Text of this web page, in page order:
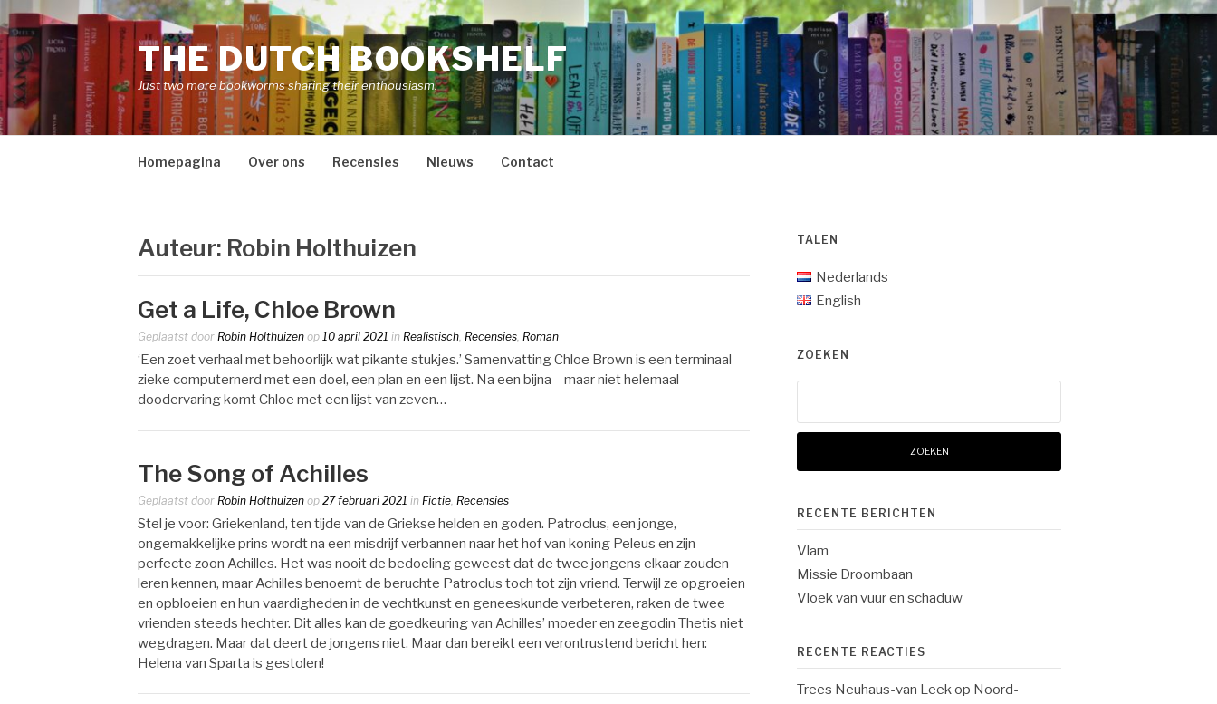
Naar
de
inhoud
springen
THE DUTCH BOOKSHELF
Just two more bookworms sharing their enthousiasm.
Homepagina Over ons Recensies Nieuws Contact
Auteur: Robin Holthuizen
Get a Life, Chloe Brown
Geplaatst door Robin Holthuizen op 10 april 2021 in Realistisch, Recensies, Roman
‘Een zoet verhaal met behoorlijk wat pikante stukjes.’ Samenvatting Chloe Brown is een terminaal
zieke computernerd met een doel, een plan en een lijst. Na een bijna – maar niet helemaal –
doodervaring komt Chloe met een lijst van zeven…
The Song of Achilles
Geplaatst door Robin Holthuizen op 27 februari 2021 in Fictie Recensies
Stel je voor: Griekenland, ten tijde van de Griekse helden en goden. Patroclus, een jonge,
ongemakkelijke prins wordt na een misdrijf verbannen naar het hof van koning Peleus en zijn
perfecte zoon Achilles. Het was nooit de bedoeling geweest dat de twee jongens elkaar zouden
leren kennen, maar Achilles benoemt de beruchte Patroclus toch tot zijn vriend. Terwijl ze opgroeien
en opbloeien en hun vaardigheden in de vechtkunst en geneeskunde verbeteren, raken de twee
vrienden steeds hechter. Dit alles kan de goedkeuring van Achilles’ moeder en zeegodin Thetis niet
wegdragen. Maar dat deert de jongens niet. Maar dan bereikt een verontrustend bericht hen:
Helena van Sparta is gestolen!
TALEN
Nederlands
English
ZOEKEN
RECENTE BERICHTEN
Vlam
Missie Droombaan
Vloek van vuur en schaduw
RECENTE REACTIES
Trees Neuhaus-van Leekop Noord-